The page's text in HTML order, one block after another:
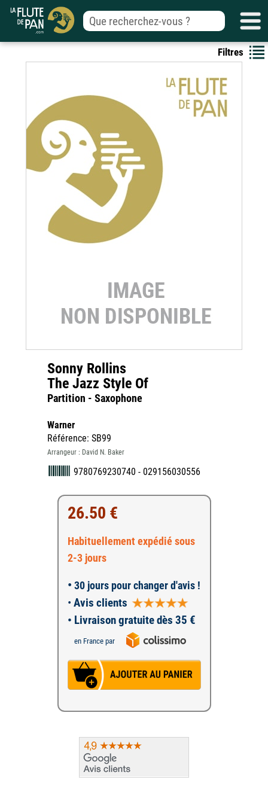
Filtres
Sonny Rollins
The Jazz Style Of
Partition - Saxophone
Warner
Référence: SB99
Arrangeur : David N. Baker
9780769230740 - 029156030556
26.50 €
Habituellement expédié sous
2-3 jours
• 30 jours pour changer d'avis !
• Avis clients
• Livraison gratuite dès 35 €
en France par